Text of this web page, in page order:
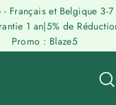
Français et Belgique 3-7
1 an|5% de
Promo : Blaze5